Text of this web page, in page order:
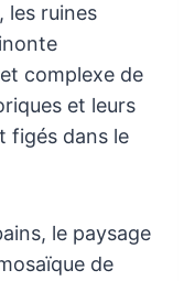
les ruines
complexe de
et leurs
figés dans le
le paysage
de